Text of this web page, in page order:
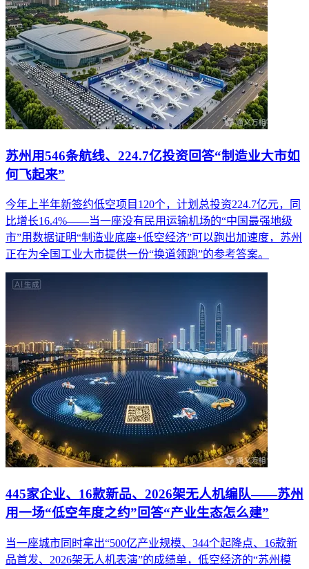
苏州用546条航线、224.7亿投资回答“制造业大市如
何飞起来”
今年上半年新签约低空项目120个，计划总投资224.7亿元，同
比增长16.4%——当一座没有民用运输机场的“中国最强地级
市”用数据证明“制造业底座+低空经济”可以跑出加速度，苏州
正在为全国工业大市提供一份“换道领跑”的参考答案。
445家企业、16款新品、2026架无人机编队——苏州
用一场“低空年度之约”回答“产业生态怎么建”
当一座城市同时拿出“500亿产业规模、344个起降点、16款新
品首发、2026架无人机表演”的成绩单，低空经济的“苏州模